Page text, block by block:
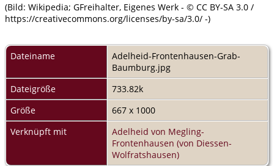
(Bild: Wikipedia; GFreihalter, Eigenes Werk - © CC BY-SA 3.0 /
https://creativecommons.org/licenses/by-sa/3.0/ -)
Dateiname
Adelheid-Frontenhausen-Grab-
Baumburg.jpg
Dateigröße
733.82k
Größe
667 x 1000
Verknüpft mit
Adelheid von Megling-
Frontenhausen (von Diessen-
Wolfratshausen)